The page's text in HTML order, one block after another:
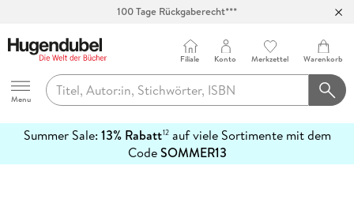
100 Tage Rückgaberecht***
Hugendubel
Menu
Filiale Konto Merkzettel Warenkorb
Summer Sale: 13% Rabatt12auf viele Sortimente mit dem
CodeSOMMER13
erfahren